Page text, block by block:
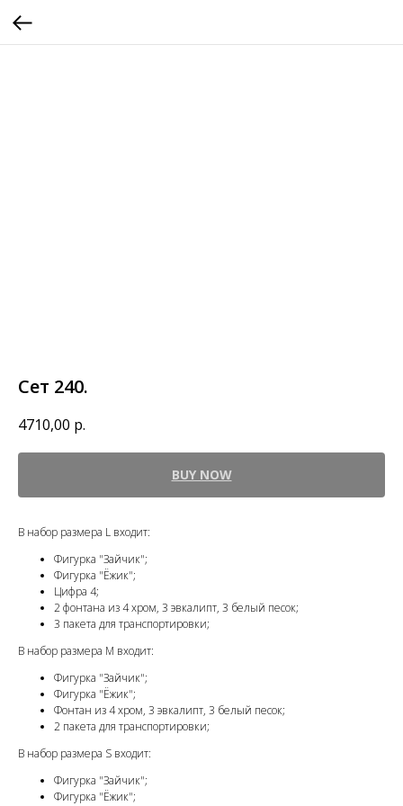
Сет 240.
4710,00 р.
BUY NOW
В набор размера L входит:
Фигурка "Зайчик";
Фигурка "Ёжик";
Цифра 4;
2 фонтана из 4 хром, 3 эвкалипт, 3 белый песок;
3 пакета для транспортировки;
В набор размера M входит:
Фигурка "Зайчик";
Фигурка "Ёжик";
Фонтан из 4 хром, 3 эвкалипт, 3 белый песок;
2 пакета для транспортировки;
В набор размера S входит:
Фигурка "Зайчик";
Фигурка "Ёжик";